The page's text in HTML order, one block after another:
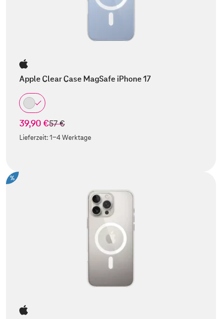
Apple Clear Case MagSafe iPhone 17
39,90 €statt
57 €
Lieferzeit:1-4 Werktage
%